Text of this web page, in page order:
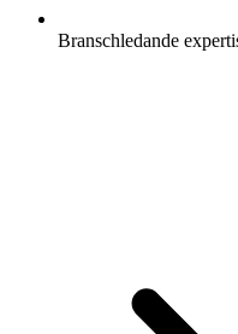
Branschledande